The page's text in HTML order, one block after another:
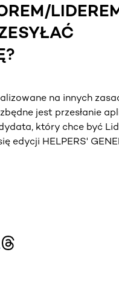
na innych
jest przesłanie
który chce być
edycji HELPERS'